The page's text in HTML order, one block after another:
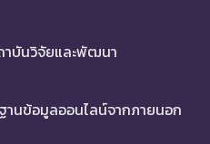
าบันวิจัยและพัฒนา
านข้อมูลออนไลน์จากภายนอก